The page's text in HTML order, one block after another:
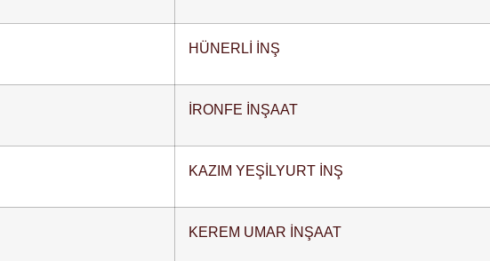
HÜNERLİ İNŞ
İRONFE İNŞAAT
KAZIM YEŞİLYURT İNŞ
KEREM UMAR İNŞAAT